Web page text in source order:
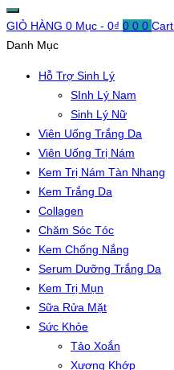
GIỎ HÀNG 0 Mục - 0₫ 0 0 0 Cart
Danh Mục
Hỗ Trợ Sinh Lý
SInh Lý Nam
Sinh Lý Nữ
Viên Uống Trắng Da
Viên Uống Trị Nám
Kem Trị Nám Tàn Nhang
Kem Trắng Da
Collagen
Chăm Sóc Tóc
Kem Chống Nắng
Serum Dưỡng Trắng Da
Kem Trị Mụn
Sữa Rửa Mặt
Sức Khỏe
Tảo Xoắn
Xương Khớp